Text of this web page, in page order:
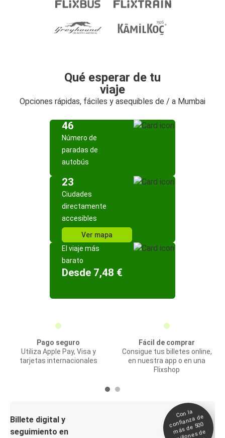
Qué esperar de tu
viaje
Opciones rápidas, fáciles y asequibles de / a Mumbai
46
Número de
paradas de
autobús
23
Ciudades
directamente
accesibles
Ver mapa
El viaje más
barato
Desde 7,48 €
Pago seguro
Utiliza Apple Pay, Visa y
tarjetas internacionales
Fácil de comprar
Consigue tus billetes online,
en nuestra app o en una
Flixshop
Billete digital y
seguimiento en
Con la
confianza de
más de 500